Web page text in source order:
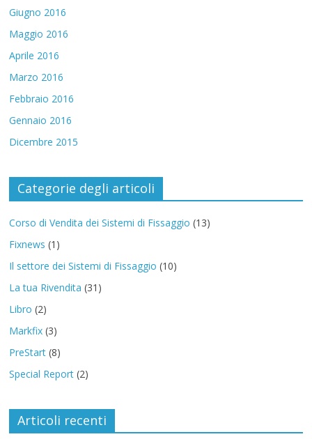
Giugno 2016
Maggio 2016
Aprile 2016
Marzo 2016
Febbraio 2016
Gennaio 2016
Dicembre 2015
Categorie degli articoli
Corso di Vendita dei Sistemi di Fissaggio (13)
Fixnews (1)
Il settore dei Sistemi di Fissaggio (10)
La tua Rivendita (31)
Libro (2)
Markfix (3)
PreStart (8)
Special Report (2)
Articoli recenti